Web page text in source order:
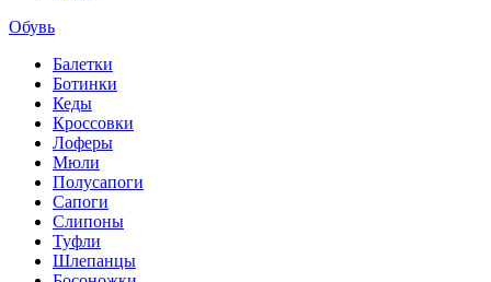
Обувь
Балетки
Ботинки
Кеды
Кроссовки
Лоферы
Мюли
Полусапоги
Сапоги
Слипоны
Туфли
Шлепанцы